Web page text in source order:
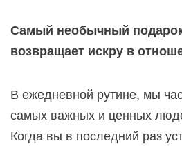
Самый необычный
возвращает искру в
В ежедневной рутине, мы
самых важных и ценных
Когда вы в последний раз